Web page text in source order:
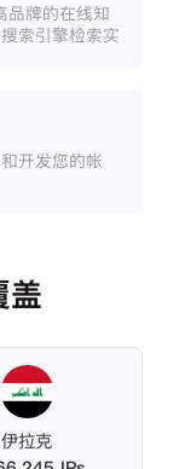
品牌的在线知
索引擎检索实
开发您的帐
盖
伊拉克